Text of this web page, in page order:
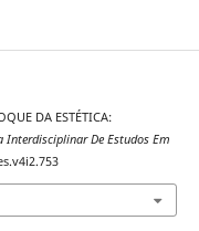
DA ESTÉTICA:
Interdisciplinar De Estudos Em